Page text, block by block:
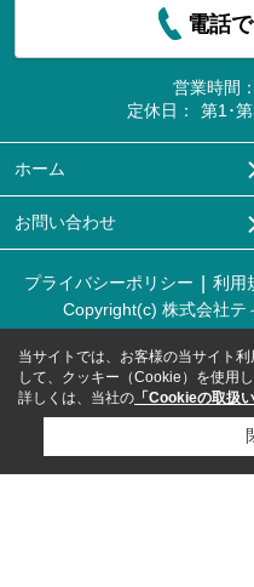
電話
営業時間：
定休日：
第1･
ホーム
お問い合わせ
プライバシーポリシー 利用
Copyright(c) 株式会社テ
当サイトでは、お客様の当サイト
して、クッキー（Cookie）を使用し
詳しくは、当社の 「Cookieの取扱